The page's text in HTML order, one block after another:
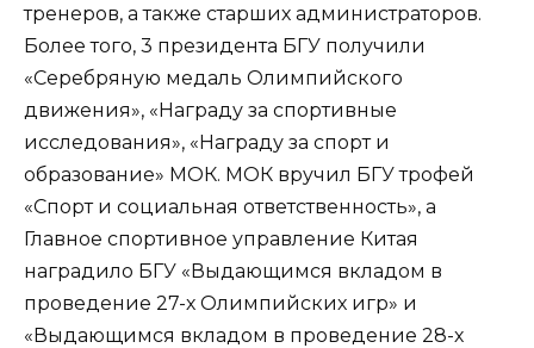
тренеров, а также старших администраторов.
Более того, 3 президента БГУ получили
«Серебряную медаль Олимпийского
движения», «Награду за спортивные
исследования», «Награду за спорт и
образование» МОК. МОК вручил БГУ трофей
«Спорт и социальная ответственность», а
Главное спортивное управление Китая
наградило БГУ «Выдающимся вкладом в
проведение 27-х Олимпийских игр» и
«Выдающимся вкладом в проведение 28-х